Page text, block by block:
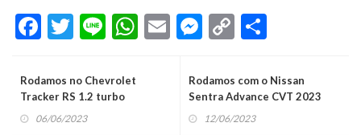
Facebook
Twitter
LineWhatsApp
EmailMessenger
Copy
Rodamos no Chevrolet
Tracker RS 1.2 turbo
06/06/2023
Rodamos com o Nissan
Sentra Advance CVT 2023
12/06/2023